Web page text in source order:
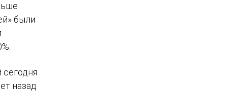
были
назад